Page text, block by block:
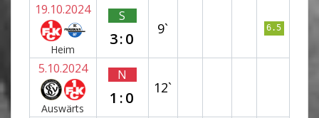
19.10.2024
Heim
S
3:0
9` 6.5
5.10.2024
Auswärts
N
1:0
12`